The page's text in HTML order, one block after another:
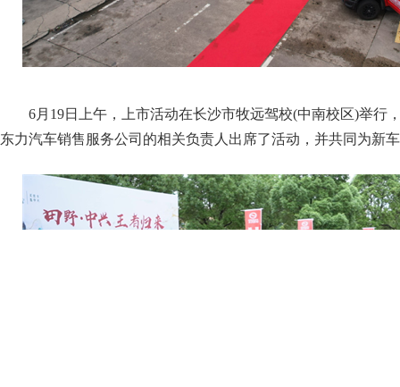
6月19日上午，上市活动在长沙市牧远驾校(中南校区)举行
东力汽车销售服务公司的相关负责人出席了活动，并共同为新